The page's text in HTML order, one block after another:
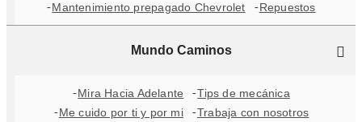
Mantenimiento prepagado Chevrolet
Repuestos
Mundo Caminos
Mira Hacia Adelante
Tips de mecánica
Me cuido por ti y por mi
Trabaja con nosotros